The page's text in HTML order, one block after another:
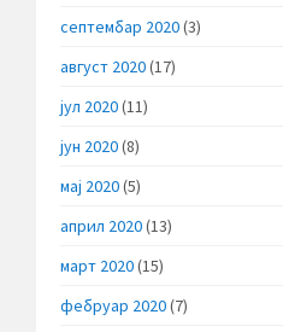
септембар 2020(3)
август 2020(17)
јул 2020(11)
јун 2020(8)
мај 2020(5)
април 2020(13)
март 2020(15)
фебруар 2020(7)